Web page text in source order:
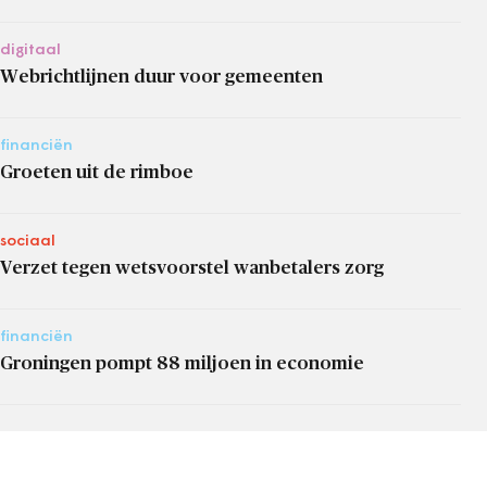
digitaal
Webrichtlijnen duur voor gemeenten
financiën
Groeten uit de rimboe
sociaal
Verzet tegen wetsvoorstel wanbetalers zorg
financiën
Groningen pompt 88 miljoen in economie